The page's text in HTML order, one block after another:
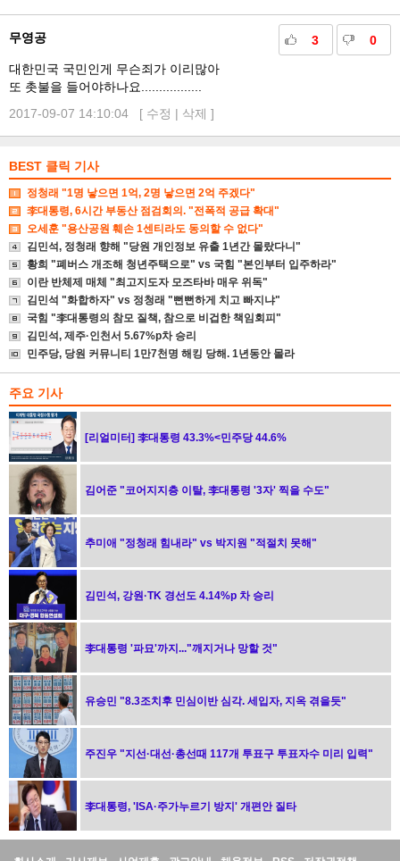
3 0
무영공
대한민국 국민인게 무슨죄가 이리많아
또 촛불을 들어야하나요.................
2017-09-07 14:10:04 [ 수정 | 삭제 ]
BEST 클릭 기사
정청래 "1명 낳으면 1억, 2명 낳으면 2억 주겠다"
李대통령, 6시간 부동산 점검회의. "전폭적 공급 확대"
오세훈 "용산공원 훼손 1센티라도 동의할 수 없다"
김민석, 정청래 향해 "당원 개인정보 유출 1년간 몰랐다니"
황희 "폐버스 개조해 청년주택으로" vs 국힘 "본인부터 입주하라"
이란 반체제 매체 "최고지도자 모즈타바 매우 위독"
김민석 "화합하자" vs 정청래 "뻔뻔하게 치고 빠지냐"
국힘 "李대통령의 참모 질책, 참으로 비겁한 책임회피"
김민석, 제주·인천서 5.67%p차 승리
민주당, 당원 커뮤니티 1만7천명 해킹 당해. 1년동안 몰라
주요 기사
[리얼미터] 李대통령 43.3%<민주당 44.6%
김어준 "코어지지층 이탈, 李대통령 '3자' 찍을 수도"
추미애 "정청래 힘내라" vs 박지원 "적절치 못해"
김민석, 강원·TK 경선도 4.14%p 차 승리
李대통령 '파묘'까지..."깨지거나 망할 것"
유승민 "8.3조치후 민심이반 심각. 세입자, 지옥 겪을듯"
주진우 "지선·대선·총선때 117개 투표구 투표자수 미리 입력"
李대통령, 'ISA·주가누르기 방지' 개편안 질타